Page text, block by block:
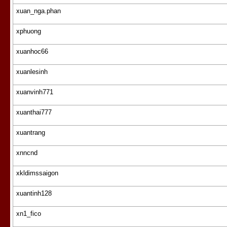
xuan_nga.phan
xphuong
xuanhoc66
xuanlesinh
xuanvinh771
xuanthai777
xuantrang
xnncnd
xkldimssaigon
xuantinh128
xn1_fico